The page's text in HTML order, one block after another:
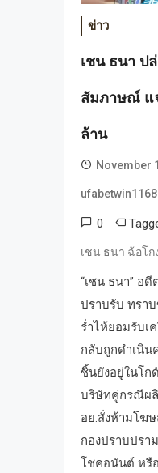
ข่าว
เชน ธนา ป
สัมภาษณ์ แ
ล้าน
November
0
เชน ธนา ฉ้อโก
“เชน ธนา” อ
ปราบรับ ทรา
ร่ำไห้ยอมรับเ
กลับถูกดำเนิน
ชิ้นยังอยู่ในโก
บริษัทคู่กรณีผ
อย.สั่งห้ามโฆ
กองปราบปรา
โชคอนันต์ หรื